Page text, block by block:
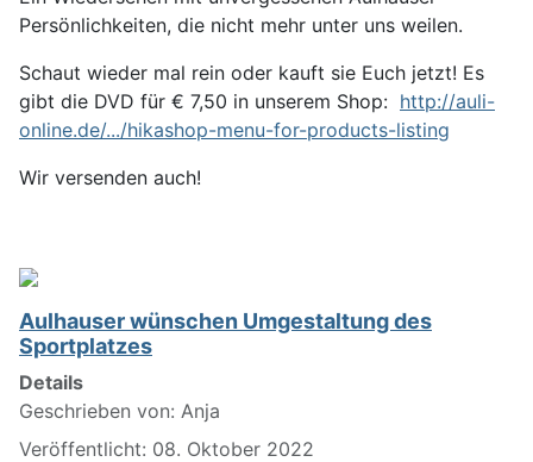
Persönlichkeiten, die nicht mehr unter uns weilen.
Schaut wieder mal rein oder kauft sie Euch jetzt! Es
gibt die DVD für € 7,50 in unserem Shop: http://auli-
online.de/.../hikashop-menu-for-products-listing
Wir versenden auch!
Aulhauser wünschen Umgestaltung des
Sportplatzes
Details
Geschrieben von: Anja
Veröffentlicht: 08. Oktober 2022